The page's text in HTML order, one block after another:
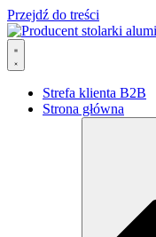
Przejdź do treści
Strefa klienta B2B
Strona główna